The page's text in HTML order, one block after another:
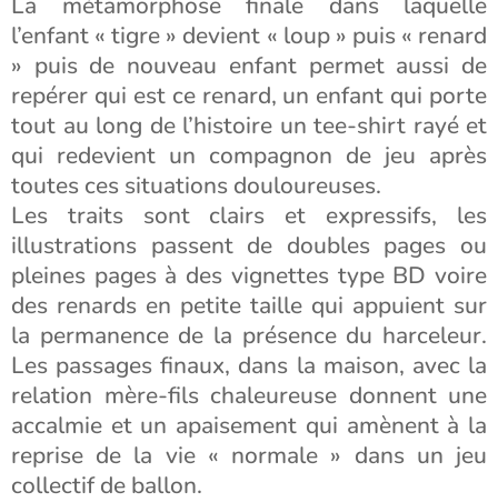
l’enfant « tigre » devient « loup » puis « renard
» puis de nouveau enfant permet aussi de
repérer qui est ce renard, un enfant qui porte
tout au long de l’histoire un tee-shirt rayé et
qui redevient un compagnon de jeu après
toutes ces situations douloureuses.
Les traits sont clairs et expressifs, les
illustrations passent de doubles pages ou
pleines pages à des vignettes type BD voire
des renards en petite taille qui appuient sur
la permanence de la présence du harceleur.
Les passages finaux, dans la maison, avec la
relation mère-fils chaleureuse donnent une
accalmie et un apaisement qui amènent à la
reprise de la vie « normale » dans un jeu
collectif de ballon.